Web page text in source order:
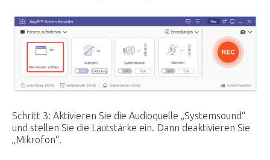
Schritt 3: Aktivieren Sie die Audioquelle „Systemsound“
und stellen Sie die Lautstärke ein. Dann deaktivieren Sie
„Mikrofon“.